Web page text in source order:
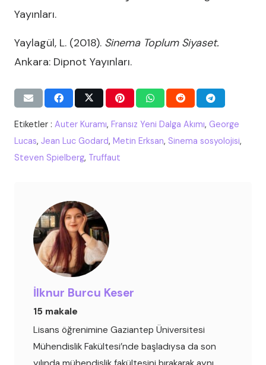
Yayınları.
Yaylagül, L. (2018). Sinema Toplum Siyaset.
Ankara: Dipnot Yayınları.
Etiketler : Auter Kuramı, Fransız Yeni Dalga Akımı, George
Lucas, Jean Luc Godard, Metin Erksan, Sinema sosyolojisi,
Steven Spielberg, Truffaut
İlknur Burcu Keser
15 makale
Lisans öğrenimine Gaziantep Üniversitesi
Mühendislik Fakültesi’nde başladıysa da son